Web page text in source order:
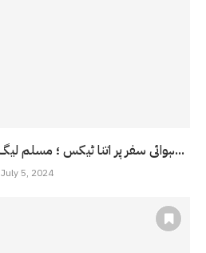
ہوائی سفر پر اتنا ٹیکس ؛ مسلم لیگ( ن) اوورسیز رہنما سخت...
July 5, 2024